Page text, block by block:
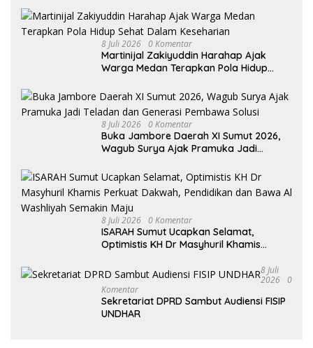
8 Juli 2026 0 Komentar
Martinijal Zakiyuddin Harahap Ajak
Warga Medan Terapkan Pola Hidup
8 Juli 2026 0 Komentar
Buka Jambore Daerah XI Sumut 2026,
Wagub Surya Ajak Pramuka Jadi
8 Juli 2026 0 Komentar
ISARAH Sumut Ucapkan Selamat,
Optimistis KH Dr Masyhuril Khamis
Al Washliyah Semakin Maju
8 Juli
2026 0
Komentar
Sekretariat DPRD Sambut Audiensi FISIP
UNDHAR